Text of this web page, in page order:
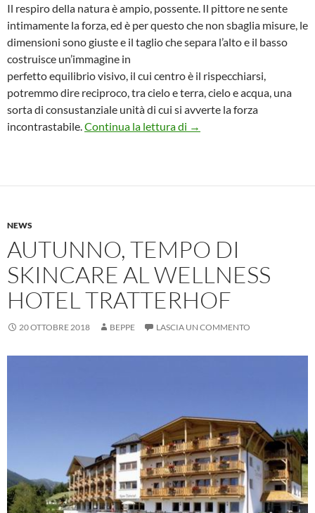
Il respiro della natura è ampio, possente. Il pittore ne sente
intimamente la forza, ed è per questo che non sbaglia misure, le
dimensioni sono giuste e il taglio che separa l’alto e il basso
costruisce un’immagine in
perfetto equilibrio visivo, il cui centro è il rispecchiarsi,
potremmo dire reciproco, tra cielo e terra, cielo e acqua, una
sorta di consustanziale unità di cui si avverte la forza
incontrastabile.Continua la lettura di Mostra di Giovanni Cesca
→
NEWS
AUTUNNO, TEMPO DI
SKINCARE AL WELLNESS
HOTEL TRATTERHOF
20 OTTOBRE 2018 BEPPE LASCIA UN COMMENTO